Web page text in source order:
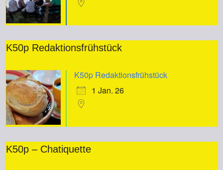
K50p Redaktionsfrühstück
K50p Redaktionsfrühstück
1 Jan. 26
K50p – Chatiquette